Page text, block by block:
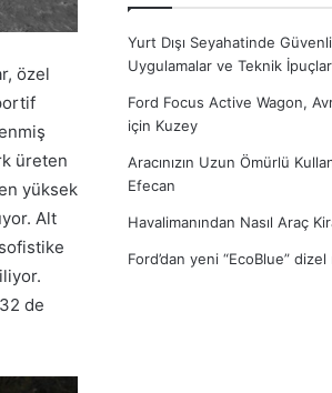
özel
üreten
yüksek
Alt
de
Yurt Dışı Seyahatinde
Uygulamalar ve Teknik
Ford Focus Active Wagon,
için Kuzey
Aracınızın Uzun Ömürlü
Efecan
Havalimanından Nasıl Araç
Ford’dan yeni “EcoBlue”